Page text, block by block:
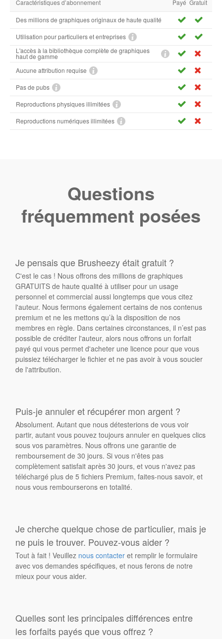
Caractéristiques d’abonnement Payé Gratuit
Des millions de graphiques originaux de haute qualité
Utilisation pour particuliers et entreprises
L'accès à la bibliothèque complète de graphiques
haut de gamme
Aucune attribution requise
Pas de pubs
Reproductions physiques illimitées
Reproductions numériques illimitées
Questions
fréquemment posées
Je pensais que Brusheezy était gratuit ?
C'est le cas ! Nous offrons des millions de graphiques
GRATUITS de haute qualité à utiliser pour un usage
personnel et commercial aussi longtemps que vous citez
l'auteur. Nous fermons également certains de nos contenus
premium et ne les mettons qu’à la disposition de nos
membres en règle. Dans certaines circonstances, il n’est pas
possible de créditer l'auteur, alors nous offrons un forfait
payé qui vous permet d'acheter une licence pour que vous
puissiez télécharger le fichier et ne pas avoir à vous soucier
de l'attribution.
Puis-je annuler et récupérer mon argent ?
Absolument. Autant que nous détesterions de vous voir
partir, autant vous pouvez toujours annuler en quelques clics
sous vos paramètres. Nous offrons une garantie de
remboursement de 30 jours. Si vous n'êtes pas
complètement satisfait après 30 jours, et vous n'avez pas
téléchargé plus de 5 fichiers Premium, faites-nous savoir, et
nous vous rembourserons en totalité.
Je cherche quelque chose de particulier, mais je
ne puis le trouver. Pouvez-vous aider ?
Tout à fait ! Veuillez nous contacter et remplir le formulaire
avec vos demandes spécifiques, et nous ferons de notre
mieux pour vous aider.
Quelles sont les principales différences entre
les forfaits payés que vous offrez ?